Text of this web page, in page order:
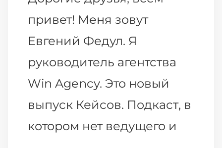
привет! Меня зовут
Евгений Федул. Я
руководитель агентства
Win Agency. Это новый
выпуск Кейсов. Подкаст, в
котором нет ведущего и